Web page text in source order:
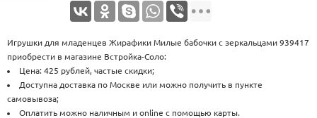
Игрушки для младенцев Жирафики Милые бабочки с зеркальцами 939417
приобрести в магазине Встройка-Соло:
Цена: 425 рублей, частые скидки;
Доступна доставка по Москве или можно получить в пункте
самовывоза;
Оплатить можно наличным и online с помощью карты.